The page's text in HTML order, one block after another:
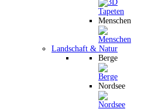
Menschen
Landschaft & Natur
Berge
Nordsee